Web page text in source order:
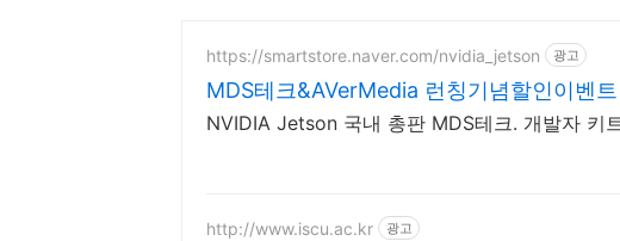
https://smartstore.naver.com/nvidia_jetson 광고
MDS테크&AVerMedia 런칭기념할인이벤트
NVIDIA Jetson 국내 총판 MDS테크. 개발자 키
http://www.iscu.ac.kr 광고